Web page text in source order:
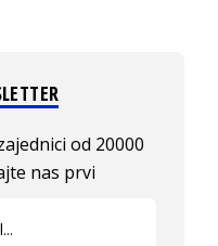
od 20000
nas prvi